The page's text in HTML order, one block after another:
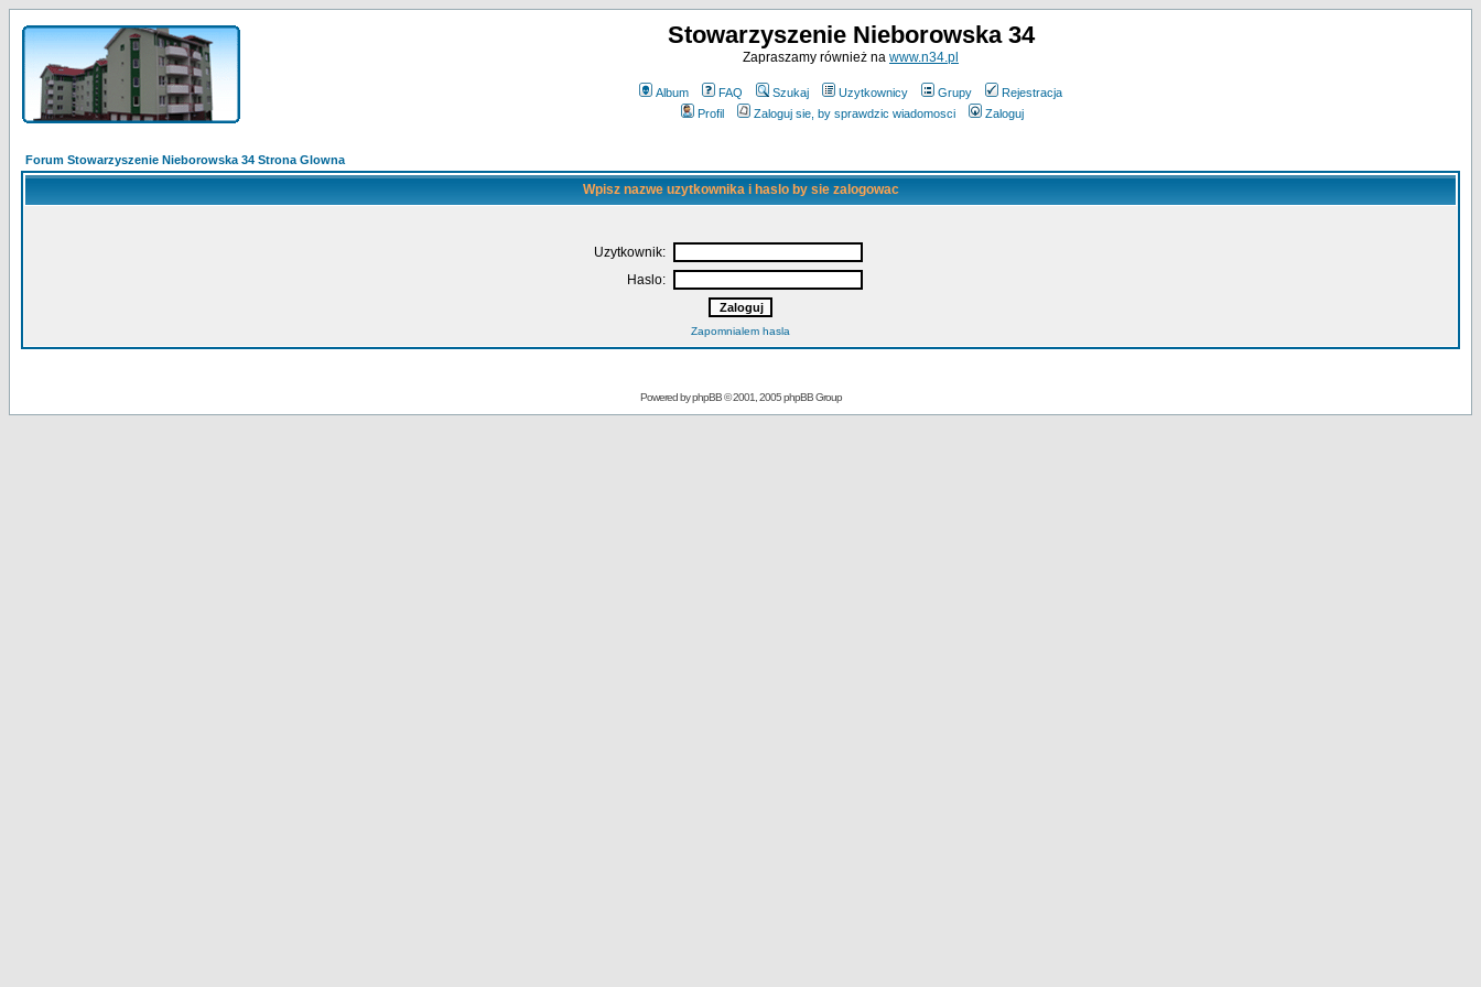
Stowarzyszenie Nieborowska 34
Zapraszamy również na www.n34.pl
Album FAQ Szukaj Uzytkownicy Grupy
Rejestracja
Profil
Zaloguj sie, by sprawdzic wiadomosci Zaloguj
Forum Stowarzyszenie Nieborowska 34 Strona Glowna
Wpisz nazwe uzytkownika i haslo by sie zalogowac
Uzytkownik:
Haslo:
Zapomnialem hasla
Powered byphpBB© 2001, 2005 phpBB Group